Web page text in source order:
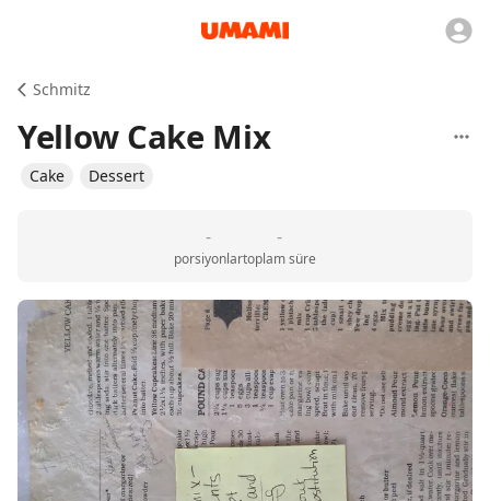
Schmitz
Yellow Cake Mix
Cake Dessert
-
porsiyonlar
-
toplam süre